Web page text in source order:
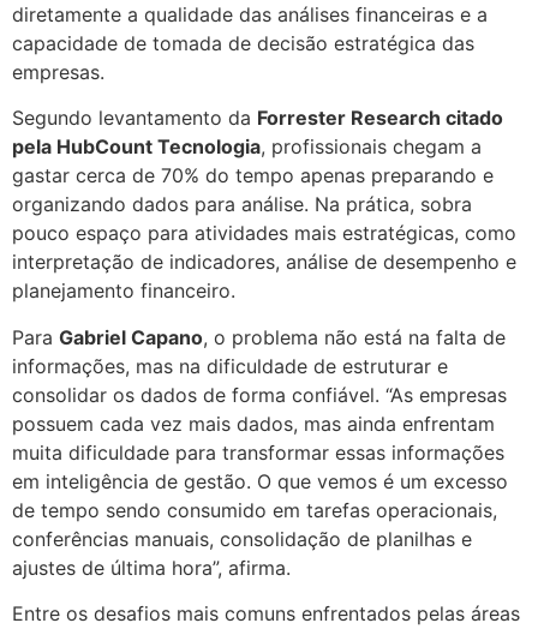
diretamente a qualidade das análises financeiras e a
capacidade de tomada de decisão estratégica das
empresas.
Segundo levantamento da Forrester Research citado
pela HubCount Tecnologia, profissionais chegam a
gastar cerca de 70% do tempo apenas preparando e
organizando dados para análise. Na prática, sobra
pouco espaço para atividades mais estratégicas, como
interpretação de indicadores, análise de desempenho e
planejamento financeiro.
Para Gabriel Capano, o problema não está na falta de
informações, mas na dificuldade de estruturar e
consolidar os dados de forma confiável. “As empresas
possuem cada vez mais dados, mas ainda enfrentam
muita dificuldade para transformar essas informações
em inteligência de gestão. O que vemos é um excesso
de tempo sendo consumido em tarefas operacionais,
conferências manuais, consolidação de planilhas e
ajustes de última hora”, afirma.
Entre os desafios mais comuns enfrentados pelas áreas